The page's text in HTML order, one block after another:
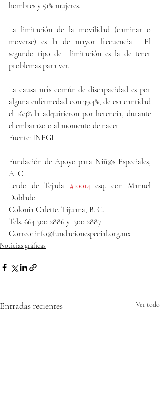
hombres y 51% mujeres.
La limitación de la movilidad (caminar o
moverse) es la de mayor frecuencia.  El
segundo tipo de  limitación es la de tener
problemas para ver.
La causa más común de discapacidad es por
alguna enfermedad con 39.4%, de esa cantidad
el 16.3% la adquirieron por herencia, durante
el embarazo o al momento de nacer.
Fuente: INEGI
Fundación de Apoyo para Niñ@s Especiales,
A. C.
Lerdo de Tejada #10014 esq. con Manuel
Doblado
Colonia Calette. Tijuana, B. C.
Tels. 664 300 2886 y  300 2887
Correo: info@fundacionespecial.org.mx
Noticias gráficas
Entradas recientes Ver todo